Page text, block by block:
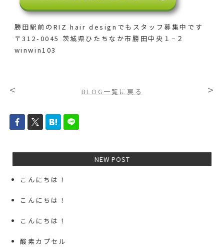
勝田駅前のRIZ hair designでも スタッフ募集中です
〒312-0045 茨城県ひたちなか市勝田中央１−２
winwin103
< BLOG一覧に戻る >
NEW POST
こんにちは！
こんにちは！
こんにちは！
酸素カプセル